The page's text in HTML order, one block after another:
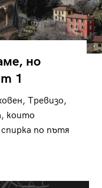
но
1
Тревизо,
които
по пътя